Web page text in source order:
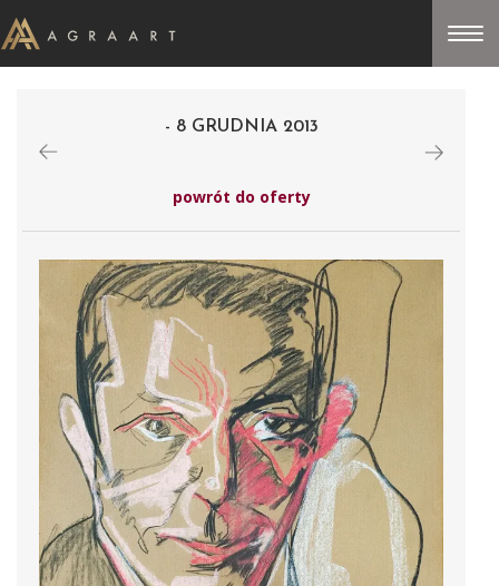
- 8 GRUDNIA 2013
powrót do oferty